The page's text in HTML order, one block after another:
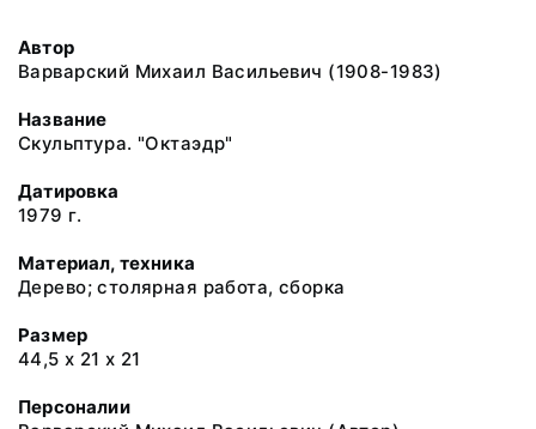
Автор
Варварский Михаил Васильевич (1908-1983)
Название
Скульптура. "Октаэдр"
Датировка
1979 г.
Материал, техника
Дерево; столярная работа, сборка
Размер
44,5 х 21 х 21
Персоналии